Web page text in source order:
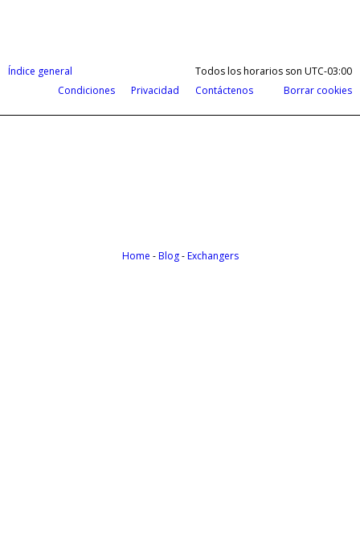
Índice general Todos los horarios son UTC-03:00
Borrar cookies
Contáctenos
Privacidad
Condiciones
Home -Blog-Exchangers